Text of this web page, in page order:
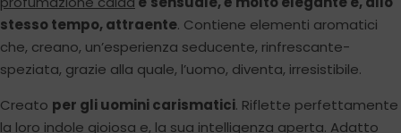
stesso tempo, attraente. Contiene elementi aromatici
che, creano, un’esperienza seducente, rinfrescante-
speziata, grazie alla quale, l’uomo, diventa, irresistibile.
Creato per gli uomini carismatici. Riflette perfettamente
la loro indole gioiosa e, la sua intelligenza aperta. Adatto